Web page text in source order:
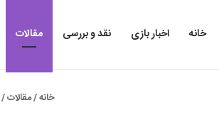
خانه اخبار بازی نقد و بررسی مقالات
خانه/مقالات/